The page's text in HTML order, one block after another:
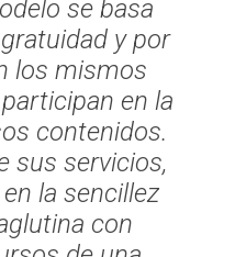
se basa
y por
los mismos
en la
contenidos.
sus servicios,
la sencillez
con